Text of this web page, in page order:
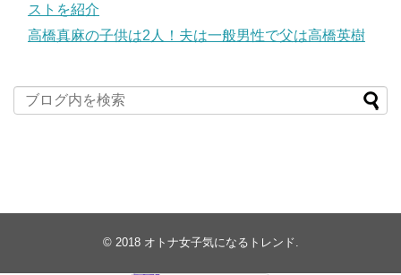
ストを紹介
高橋真麻の子供は2人！夫は一般男性で父は高橋英樹
© 2018 オトナ女子気になるトレンド.